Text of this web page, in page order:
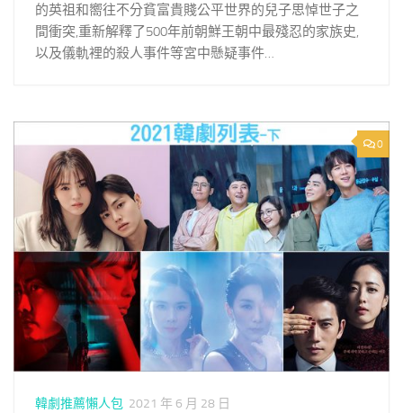
的英祖和嚮往不分貧富貴賤公平世界的兒子思悼世子之
間衝突,重新解釋了500年前朝鮮王朝中最殘忍的家族史,
以及儀軌裡的殺人事件等宮中懸疑事件…
0
韓劇推薦懶人包 2021 年 6 月 28 日